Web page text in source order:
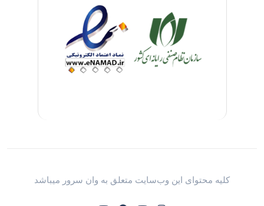
کلیه محتوای این وب‌سایت متعلق به وان سرور میباشد